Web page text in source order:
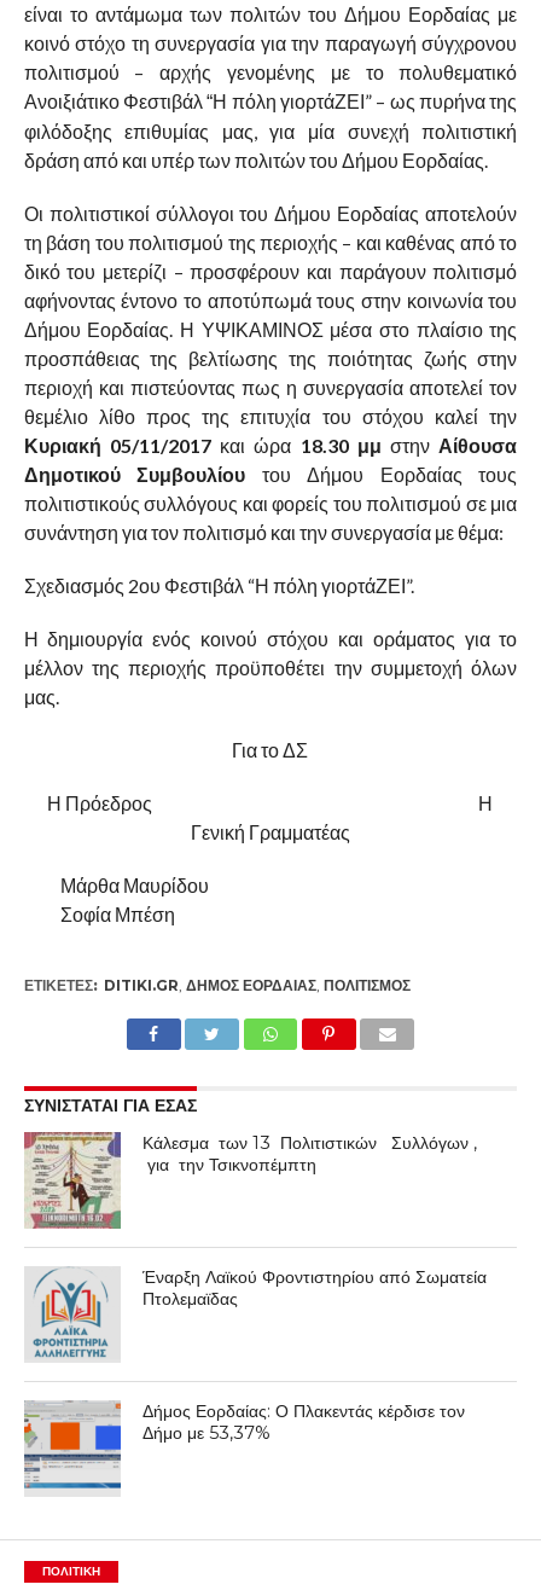
είναι το αντάμωμα των πολιτών του Δήμου Εορδαίας με
κοινό στόχο τη συνεργασία για την παραγωγή σύγχρονου
πολιτισμού – αρχής γενομένης με το πολυθεματικό
Ανοιξιάτικο Φεστιβάλ“Η πόλη γιορτάΖΕΙ” – ως πυρήνα της
φιλόδοξης επιθυμίας μας, για μία συνεχή πολιτιστική
δράση από και υπέρ των πολιτών του Δήμου Εορδαίας.
Οι πολιτιστικοί σύλλογοι του Δήμου Εορδαίας αποτελούν
τη βάση του πολιτισμού της περιοχής – και καθένας από το
δικό του μετερίζι – προσφέρουν και παράγουν πολιτισμό
αφήνοντας έντονο το αποτύπωμά τους στην κοινωνία του
Δήμου Εορδαίας. Η ΥΨΙΚΑΜΙΝΟΣ μέσα στο πλαίσιο της
προσπάθειας της βελτίωσης της ποιότητας ζωής στην
περιοχή και πιστεύοντας πως η συνεργασία αποτελεί τον
θεμέλιο λίθο προς της επιτυχία του στόχου καλεί την
Κυριακή 05/11/2017και ώρα 18.30 μμ στην Αίθουσα
Δημοτικού Συμβουλίου του Δήμου Εορδαίας τους
πολιτιστικούς συλλόγους και φορείς του πολιτισμού σε μια
συνάντηση για τον πολιτισμό και την συνεργασία με θέμα:
Σχεδιασμός 2ου Φεστιβάλ “Η πόλη γιορτάΖΕΙ”.
Η δημιουργία ενός κοινού στόχου και οράματος για το
μέλλον της περιοχής προϋποθέτει την συμμετοχή όλων
μας.
Για το ΔΣ
Η Πρόεδρος Η
Γενική Γραμματέας
Μάρθα Μαυρίδου
Σοφία Μπέση
ΕΤΙΚΕΤΕΣ: DITIKI.GR ΔΉΜΟΣ ΕΟΡΔΑΊΑΣ, ΠΟΛΙΤΙΣΜΌΣ
ΣΥΝΙΣΤΑΤΑΙ ΓΙΑ ΕΣΑΣ
Κάλεσμα των 13 Πολιτιστικών Συλλόγων ,
για την Τσικνοπέμπτη
Έναρξη Λαϊκού Φροντιστηρίου από Σωματεία
Πτολεμαϊδας
Δήμος Εορδαίας: Ο Πλακεντάς κέρδισε τον
Δήμο με 53,37%
ΠΟΛΙΤΙΚΉ